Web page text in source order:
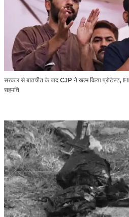
सरकार से बातचीत के बाद CJP ने खत्म किया प्रोटेस्ट,
सहमति